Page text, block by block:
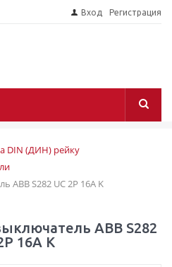
Вход Регистрация
DIN (ДИН) рейку
ABB S282 UC 2P 16A K
ABB S282
16A K